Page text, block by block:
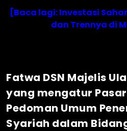
[Baca lagi: Investasi
dan Trennya di
Fatwa DSN Majelis
yang mengatur
Pedoman Umum
Syariah dalam